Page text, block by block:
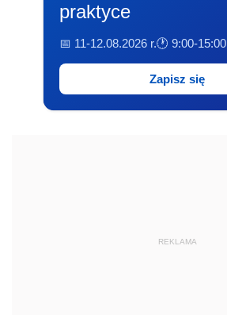
praktyce
📅 11-12.08.2026 r.🕐 9:00-15:00
Zapisz się
REKLAMA